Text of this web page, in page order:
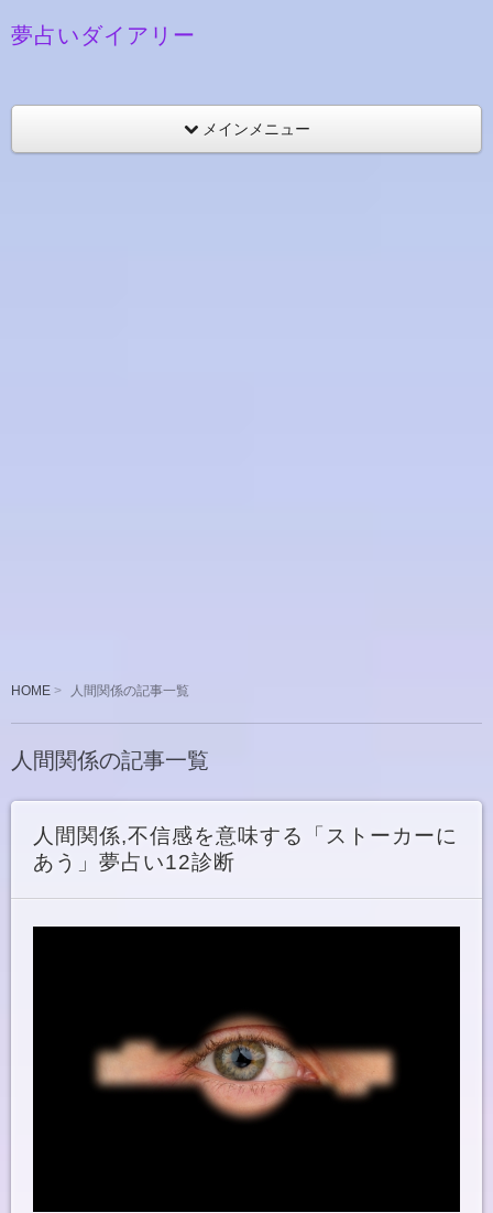
夢占いダイアリー
メインメニュー
HOME 人間関係の記事一覧
人間関係の記事一覧
人間関係,不信感を意味する「ストーカーに
あう」夢占い12診断